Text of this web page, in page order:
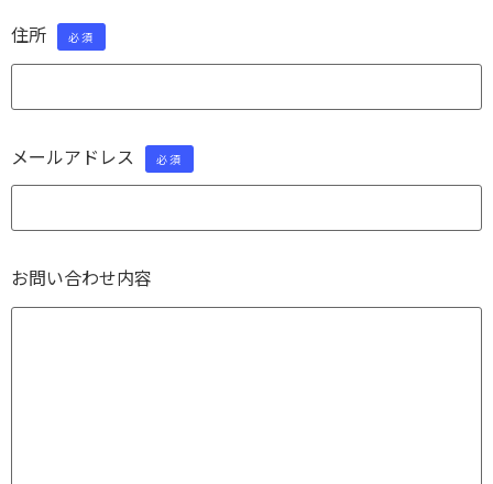
住所 必須
メールアドレス 必須
お問い合わせ内容